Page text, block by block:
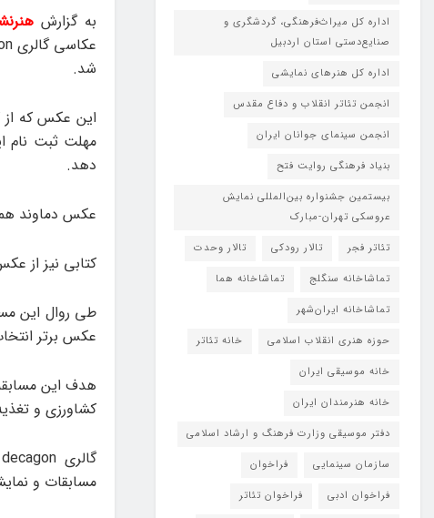
به گزارش
شد.
این عکس که از
مهلت ثبت نام
دهد.
عکس دماوند
کتابی نیز از
طی روال این
عکس برتر
هدف این
کشاورزی و
مسابقات و
اداره کل میراث‌فرهنگی، گردشگری و
صنایع‌دستی استان اردبیل
اداره کل هنرهای نمایشی
انجمن تئاتر انقلاب و دفاع مقدس
انجمن سینمای جوانان ایران
بنیاد فرهنگی روایت فتح
بیستمین جشنواره بین‌المللی نمایش
عروسکی تهران-مبارک
تئاتر فجر
تالار رودکی
تالار وحدت
تماشاخانه سنگلج
تماشاخانه هما
تماشاخانه‌ ایران‌شهر
حوزه هنری انقلاب اسلامی
خانه تئاتر
خانه موسیقی ایران
خانه هنرمندان ایران
دفتر موسیقی وزارت فرهنگ و ارشاد اسلامی
سازمان سینمایی
فراخوان
فراخوان ادبی
فراخوان تئاتر